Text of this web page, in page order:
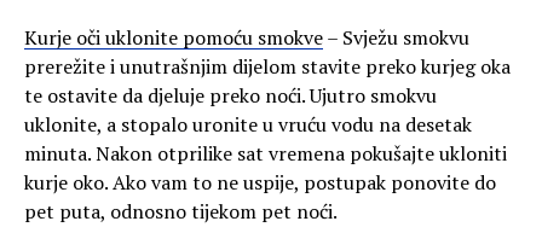
Kurje oči uklonite pomoću smokve– Svježu smokvu
prerežite i unutrašnjim dijelom stavite preko kurjeg oka
te ostavite da djeluje preko noći. Ujutro smokvu
uklonite, a stopalo uronite u vruću vodu na desetak
minuta. Nakon otprilike sat vremena pokušajte ukloniti
kurje oko. Ako vam to ne uspije, postupak ponovite do
pet puta, odnosno tijekom pet noći.